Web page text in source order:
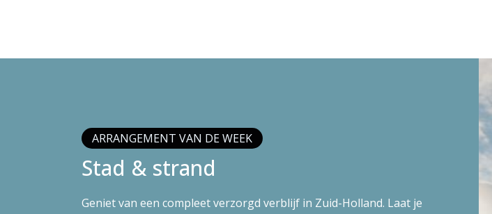
ARRANGEMENT VAN DE WEEK
Stad & strand
Geniet van een compleet verzorgd verblijf in Zuid-Holland. Laat je